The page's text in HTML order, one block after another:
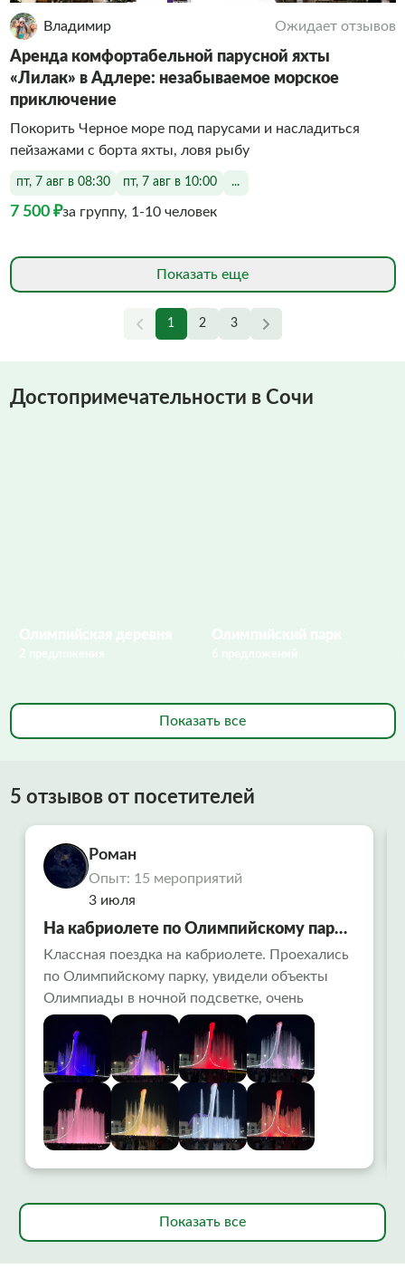
Владимир Ожидает отзывов
Аренда комфортабельной парусной яхты
«Лилак» в Адлере: незабываемое морское
приключение
Покорить Черное море под парусами и насладиться
пейзажами с борта яхты, ловя рыбу
пт, 7 авг в 08:30 пт, 7 авг в 10:00 ...
7 500 ₽за группу, 1-10 человек
Показать еще
1 2 3
Достопримечательности в Сочи
Показать все
5 отзывов от посетителей
Роман
Опыт: 15 мероприятий
3 июля
На кабриолете по Олимпийскому парку
в Сочи
Классная поездка на кабриолете. Проехались
по Олимпийскому парку, увидели объекты
Олимпиады в ночной подсветке, очень
красиво. Заехали на поющие фонтаны-
вообще огонь ! Алексей водитель рассказал
много интересного. Советую попробовать
всем!
Показать все